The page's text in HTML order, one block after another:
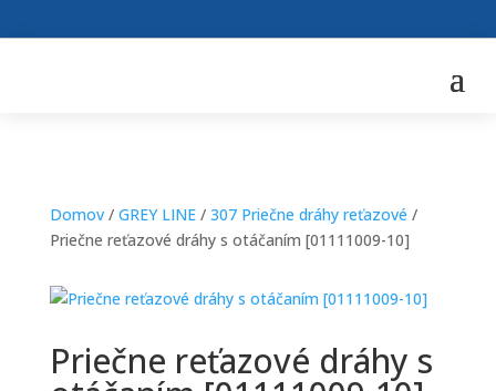
Domov/ GREY LINE/ 307 Priečne dráhy reťazové /
Priečne reťazové dráhy s otáčaním [01111009-10]
Priečne reťazové dráhy s